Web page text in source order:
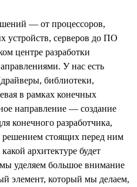
— от процессоров,
устройств, серверов до ПО
центре разработки
У нас есть
библиотеки,
в рамках конечных
направление — создание
конечного разработчика,
решением стоящих перед ним
архитектуре будет
уделяем большое внимание
элемент, который мы делаем,